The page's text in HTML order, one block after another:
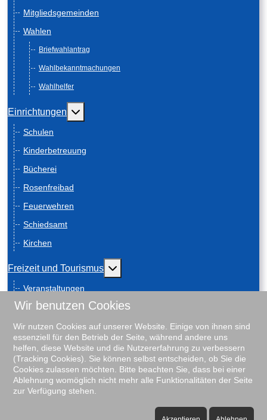
Mitgliedsgemeinden
Wahlen
Briefwahlantrag
Wahlbekanntmachungen
Wahlhelfer
Einrichtungen Weitere Informationen: Einrichtungen
Schulen
Kinderbetreuung
Bücherei
Rosenfreibad
Feuerwehren
Schiedsamt
Kirchen
Freizeit und Tourismus Weitere Informationen: Freizeit und
Veranstaltungen
Anreise
Geschichte
Schiebenscheeten
Gästeführungen
Unterkunftsverzeichnis
Wir benutzen Cookies
Wir nutzen Cookies auf unserer Website. Einige von ihnen sind
essenziell für den Betrieb der Seite, während andere uns
helfen, diese Website und die Nutzererfahrung zu verbessern
(Tracking Cookies). Sie können selbst entscheiden, ob Sie die
Cookies zulassen möchten. Bitte beachten Sie, dass bei einer
Ablehnung womöglich nicht mehr alle Funktionalitäten der Seite
zur Verfügung stehen.